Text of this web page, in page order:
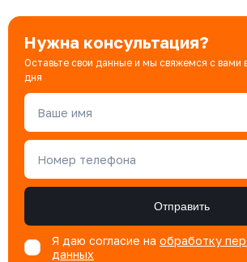
Нужна консультация?
Оставьте свои данные и мы свяжемся с вами
дня
Ваше имя
Номер телефона
Отправить
Я даю согласие на обработку
данных